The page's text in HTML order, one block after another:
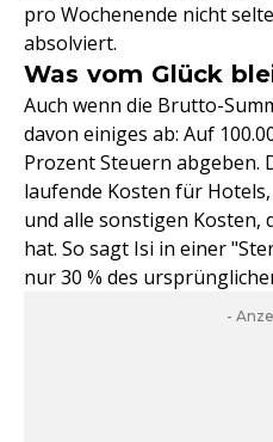
pro Wochenende nicht
absolviert.
Was vom Glück
Auch wenn die Brutto-
davon einiges ab: Auf
Prozent Steuern abgeben.
laufende Kosten für
und alle sonstigen Kosten,
hat. So sagt Isi in einer
nur 30 % des
-